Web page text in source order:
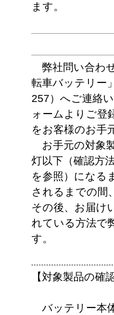
ます。
弊社問い合わ
転車バッテリー
257）へご連絡
ォームよりご登
をお客様のお手
お手元の対象
灯以下（確認方
を参照）になる
されるまでの間
その後、お届け
れている方法で
す。
【対象製品の確
バッテリー本